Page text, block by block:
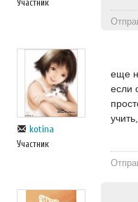
Участник
kotina
Участник
еще
если